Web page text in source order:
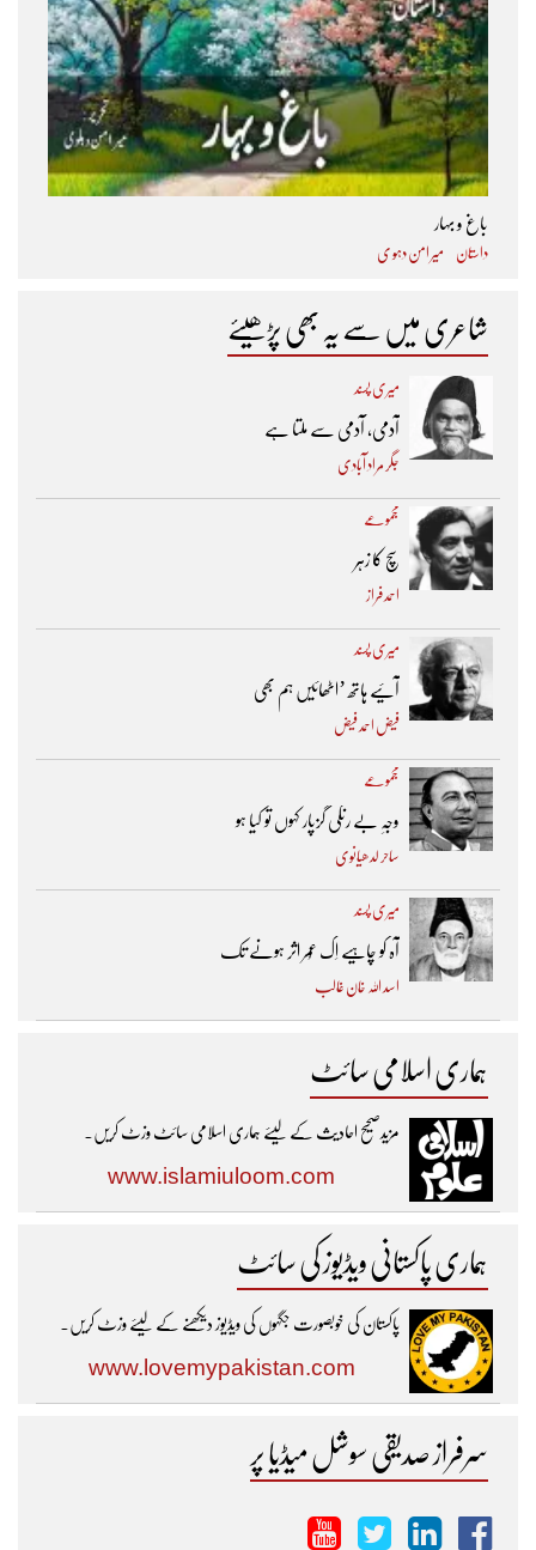
باغ و بہار
داستان میر امن دہو ی
شاعری میں سے یہ بھی پڑھیئے
میری پسند
آدمی، آدمی سے ملتا ہے
جگر مراد آبادی
مجموعے
سچ کا زہر
احمد فراز
میری پسند
آئیے ہاتھ ’اٹھائیں ہم بھی
فیض احمد فیض
مجموعے
وجہِ بے رنگی گزپار کہوں تو کیا ہو
ساحر لدھیانوی
میری پسند
آہ کو چاہیے اِک عُمر اثر ہونے تک ​
اسد اللہ خان غالب
ہماری اسلامی سائٹ
مزیدصحیح احادیث کے لیئے ہماری اسلامی سائٹ وزٹ کریں۔
www.islamiuloom.com
ہماری پاکستانی ویڈیوز کی سائٹ
پاکستان کی خوبصورت جگہوں کی ویڈیوز دیکھنے کے لیئے وزٹ کریں۔
www.lovemypakistan.com
سرفراز صدیقی سوشل میڈیا پر